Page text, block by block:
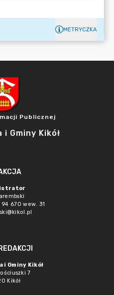
METRYCZKA
Publicznej
Gminy Kikół
670 wew. 31
i Gminy Kikół
7
Kikół